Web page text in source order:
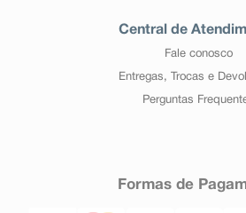
Central de
Fale conosco
Entregas, Trocas e
Perguntas
Formas de